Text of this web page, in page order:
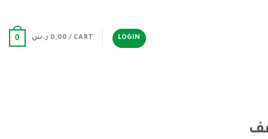
LOGIN
CART /
0,00 ر.س 0